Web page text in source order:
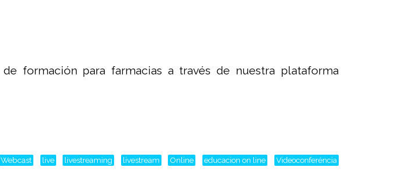
formación para farmacias a través de nuestra plataforma
Webcast live livestreaming livestream Online educacion on line Videoconferéncia